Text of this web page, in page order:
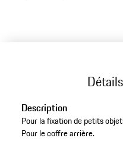
Description
Pour la fixation de petits
Pour le coffre arrière.